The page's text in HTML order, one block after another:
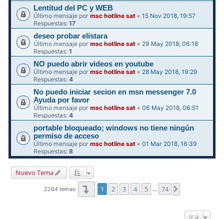
Lentitud del PC y WEB
Último mensaje pormsc hotline sat «15 Nov 2018, 19:57
Respuestas:17
deseo probar elistara
Último mensaje pormsc hotline sat « 29 May 2018, 06:18
Respuestas:1
NO puedo abrir videos en youtube
Último mensaje pormsc hotline sat « 28 May 2018, 19:29
Respuestas:4
No puedo iniciar secion en msn messenger 7.0
Ayuda por favor
Último mensaje pormsc hotline sat «06 May 2018, 06:51
Respuestas:4
portable bloqueado; windows no tiene ningún
permiso de acceso
Último mensaje pormsc hotline sat «01 Mar 2018, 16:39
Respuestas:8
Nuevo Tema
2264 temas Página1 de 74
1 2 3 4 5 … 74
Ir a